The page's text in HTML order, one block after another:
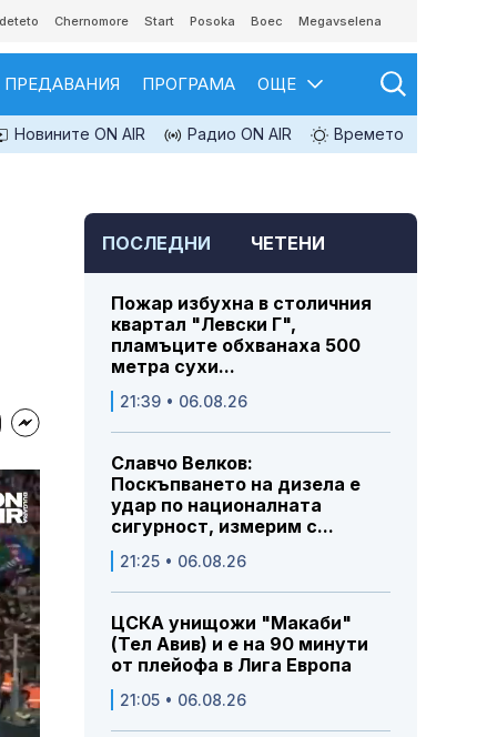
Chernomore Start Posoka Boec Megavselena
ПРЕДАВАНИЯ ПРОГРАМА ОЩЕ
Новините ON AIR Радио ON AIR Времето
ПОСЛЕДНИ ЧЕТЕНИ
Пожар избухна в столичния
квартал "Левски Г",
пламъците обхванаха 500
метра сухи...
21:39 • 06.08.26
Славчо Велков:
Поскъпването на дизела е
удар по националната
сигурност, измерим с...
21:25 • 06.08.26
ЦСКА унищожи "Макаби"
(Тел Авив) и е на 90 минути
от плейофа в Лига Европа
21:05 • 06.08.26